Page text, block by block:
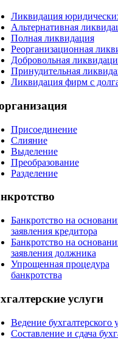
Ликвидация
Альтернативная
Полная ликвидация
Реорганизационная
Добровольная
Принудительная
Ликвидация фирм с
Присоединение
Слияние
Выделение
Преобразование
Разделение
Банкротство на
заявления кредитора
Банкротство на
заявления должника
Упрощенная процедура
банкротства
услуги
Ведение бухгалтерского
Составление и сдача